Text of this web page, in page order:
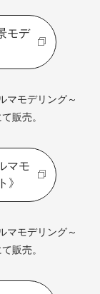
モデ
マモデリング～
販売。
マモ
》
マモデリング～
販売。